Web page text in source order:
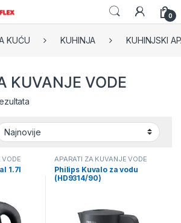
0
KUĆU KUHINJA KUHINJSKI
KUVANJE VODE
Sorted by latest
VODE
1.7l
APARATI ZA KUVANJE VODE
Philips Kuvalo za vodu
(HD9314/90)